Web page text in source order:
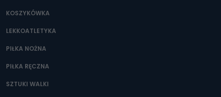
KOSZYKÓWKA
LEKKOATLETYKA
PIŁKA NOŻNA
PIŁKA RĘCZNA
SZTUKI WALKI